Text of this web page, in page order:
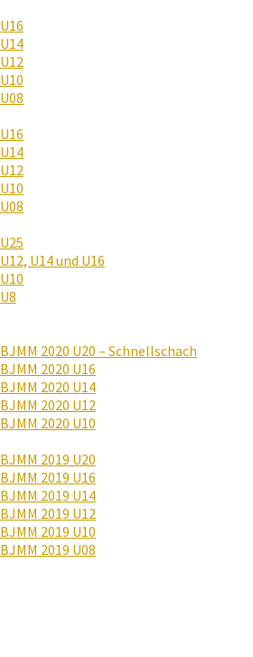
U16
U14
U12
U10
U08
U16
U14
U12
U10
U08
U25
U12, U14 und U16
U10
U8
BJMM 2020 U20 – Schnellschach
BJMM 2020 U16
BJMM 2020 U14
BJMM 2020 U12
BJMM 2020 U10
BJMM 2019 U20
BJMM 2019 U16
BJMM 2019 U14
BJMM 2019 U12
BJMM 2019 U10
BJMM 2019 U08